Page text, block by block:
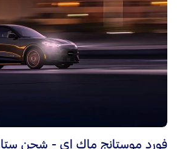
فورد موستانج ماك إي - شحن